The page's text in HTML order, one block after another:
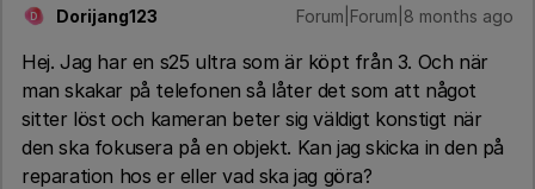
D Dorijang123 Forum|Forum|8 months ago
Hej. Jag har en s25 ultra som är köpt från 3. Och när
man skakar på telefonen så låter det som att något
sitter löst och kameran beter sig väldigt konstigt när
den ska fokusera på en objekt. Kan jag skicka in den på
reparation hos er eller vad ska jag göra?